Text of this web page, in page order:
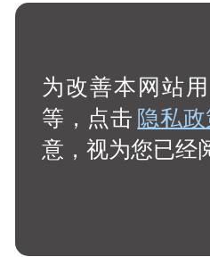
为改善本网站
等，点击隐私
意，视为您已经